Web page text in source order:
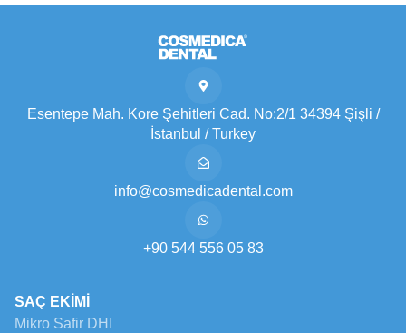
Esentepe Mah. Kore Şehitleri Cad. No:2/1 34394 Şişli /
İstanbul / Turkey
info@cosmedicadental.com
+90 544 556 05 83
SAÇ EKİMİ
Mikro Safir DHI